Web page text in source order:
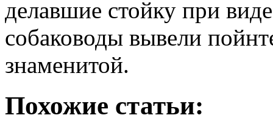
делавшие стойку при
собаководы вывели
знаменитой.
Похожие статьи: